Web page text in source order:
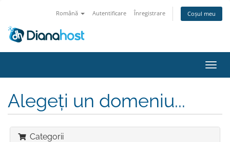
Română Autentificare Înregistrare Coșul meu
Alegeți un domeniu...
Categorii